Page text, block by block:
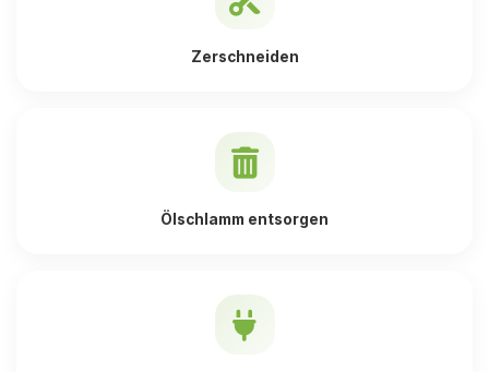
Zerschneiden
Ölschlamm entsorgen